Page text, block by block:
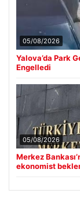
05/08/2026
Yalova’da Park
Engelledi
05/08/2026
Merkez
ekonomist